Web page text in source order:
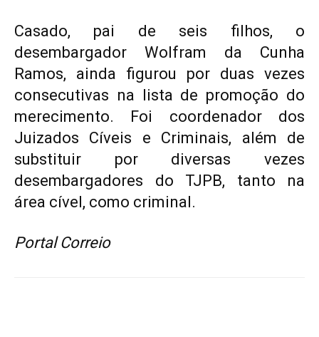
Casado, pai de seis filhos, o
desembargador Wolfram da Cunha
Ramos, ainda figurou por duas vezes
consecutivas na lista de promoção do
merecimento. Foi coordenador dos
Juizados Cíveis e Criminais, além de
substituir por diversas vezes
desembargadores do TJPB, tanto na
área cível, como criminal.
Portal Correio